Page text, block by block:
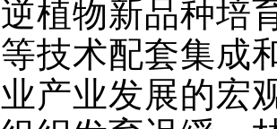
逆植物新品种培
等技术配套集成
业产业发展的宏